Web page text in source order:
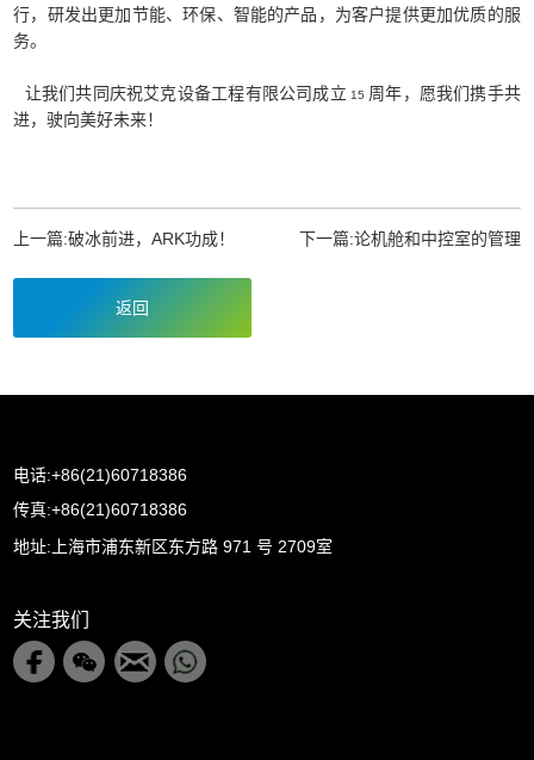
行，研发出更加节能、环保、智能的产品，为客户提供更加优质的服
务。
让我们共同庆祝艾克设备工程有限公司成立 15 周年，愿我们携手共
进，驶向美好未来！
上一篇:破冰前进，ARK功成！ 下一篇:论机舱和中控室的管理
返回
电话:+86(21)60718386
传真:+86(21)60718386
地址:上海市浦东新区东方路 971 号 2709室
关注我们